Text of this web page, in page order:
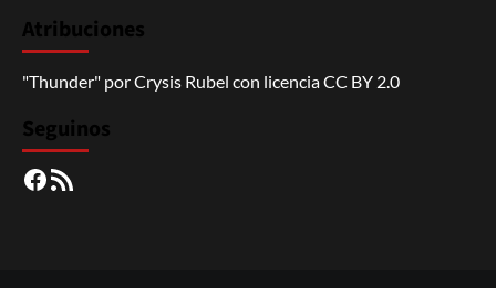
Atribuciones
"Thunder" porCrysis Rubel con licenciaCC BY 2.0
Seguinos
Facebook
RSS